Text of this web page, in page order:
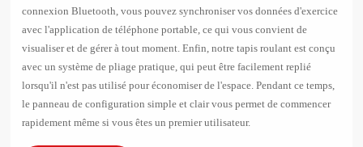
connexion Bluetooth, vous pouvez synchroniser vos données d'exercice
avec l'application de téléphone portable, ce qui vous convient de
visualiser et de gérer à tout moment. Enfin, notre tapis roulant est conçu
avec un système de pliage pratique, qui peut être facilement replié
lorsqu'il n'est pas utilisé pour économiser de l'espace. Pendant ce temps,
le panneau de configuration simple et clair vous permet de commencer
rapidement même si vous êtes un premier utilisateur.